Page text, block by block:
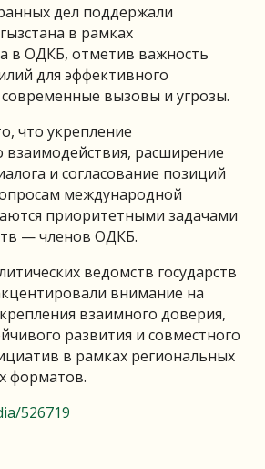
дел поддержали
в рамках
в ОДКБ, отметив важность
для эффективного
вызовы и угрозы.
что укрепление
взаимодействия, расширение
и согласование позиций
международной
приоритетными задачами
— членов ОДКБ.
ведомств государств
внимание на
взаимного доверия,
развития и совместного
в рамках региональных
форматов.
526719